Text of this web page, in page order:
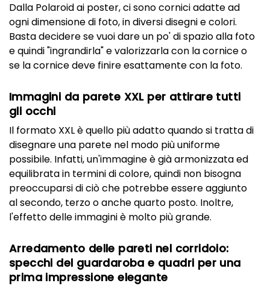
Dalla Polaroid ai poster, ci sono cornici adatte ad
ogni dimensione di foto, in diversi disegni e colori.
Basta decidere se vuoi dare un po' di spazio alla foto
e quindi "ingrandirla" e valorizzarla con la cornice o
se la cornice deve finire esattamente con la foto.
Immagini da parete XXL per attirare tutti
gli occhi
Il formato XXL è quello più adatto quando si tratta di
disegnare una parete nel modo più uniforme
possibile. Infatti, un'immagine è già armonizzata ed
equilibrata in termini di colore, quindi non bisogna
preoccuparsi di ciò che potrebbe essere aggiunto
al secondo, terzo o anche quarto posto. Inoltre,
l'effetto delle immagini è molto più grande.
Arredamento delle pareti nel corridoio:
specchi del guardaroba e quadri per una
prima impressione elegante